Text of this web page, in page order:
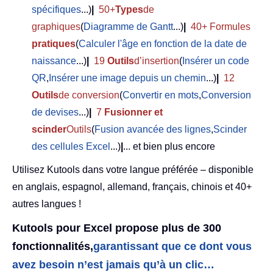
spécifiques...) 50+Typesde
graphiques(Diagramme de Gantt...)
40+ Formules
pratiques(Calculer l'âge en fonction de la date de
naissance...) 19 Outilsd’insertion( Insérer un code
QR, Insérer une image depuis un chemin...)
12
Outilsde conversion(Convertir en mots,Conversion
de devises...) 7 Fusionner et
scinderOutils(Fusion avancée des lignes,Scinder
des cellules Excel ...) ... et bien plus encore
Utilisez Kutools dans votre langue préférée – disponible
en anglais, espagnol, allemand, français, chinois et 40+
autres langues !
Kutools pour Excel propose plus de 300
fonctionnalités,garantissant que ce dont vous
avez besoin n’est jamais qu’à un clic…